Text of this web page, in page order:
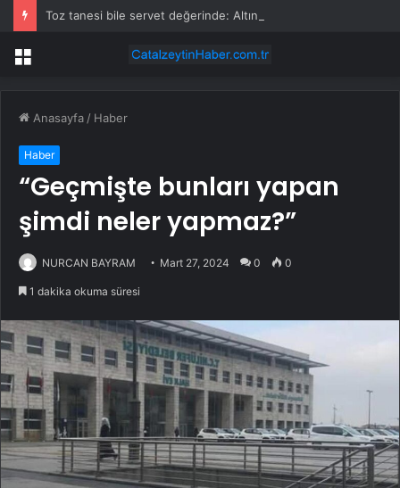
Menü
Anasayfa / Haber
Haber
“Geçmişte bunları yapan
şimdi neler yapmaz?”
NURCAN BAYRAM Mart 27, 2024 0 0
1 dakika okuma süresi